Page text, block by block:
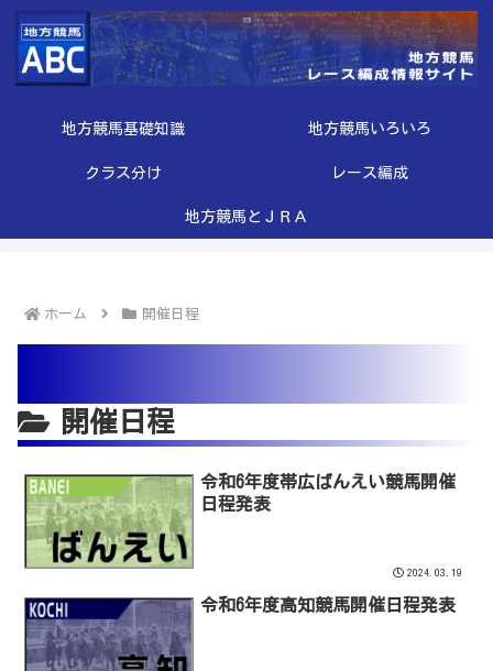
地方競馬基礎知識 地方競馬いろいろ
クラス分け レース編成
地方競馬とＪＲＡ
ホーム 開催日程
開催日程
令和6年度帯広ばんえい競馬開催
日程発表
2024.03.19
令和6年度高知競馬開催日程発表